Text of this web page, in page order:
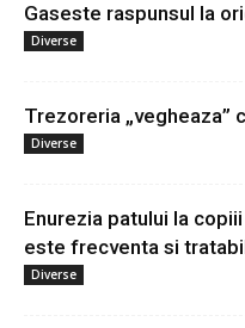
Gaseste raspunsul la
Diverse
Trezoreria „vegheaza”
Diverse
Enurezia patului la
este frecventa si
Diverse